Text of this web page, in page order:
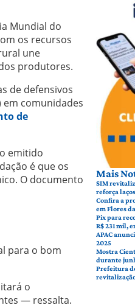
Mundial do
os recursos
une
produtores.
de defensivos
comunidades
de
emitido
é que os
O documento
para o bom
o
— ressalta.
Mais
SIM
reforça
Confira a
em Flores
Pix para
R$ 231 mil,
APAC
2025
Mostra
durante
Prefeitura